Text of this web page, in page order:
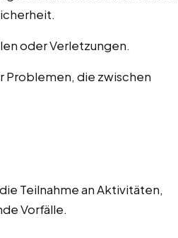
oder Verletzungen.
Problemen, die zwischen
Teilnahme an Aktivitäten,
Vorfälle.